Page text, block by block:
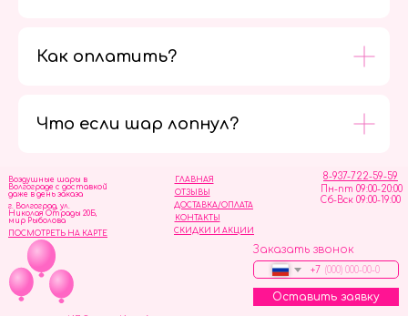
Как оплатить?
Что если шар лопнул?
ОТЗЫВЫ
ГЛАВНАЯ
ДОСТАВКА/ОПЛАТА
СКИДКИ И АКЦИИ
КОНТАКТЫ
8-937-722-59-59
Пн-пт 09:00-20:00
Сб-Вск 09:00-19:00
Воздушные шары в
Волгограде с доставкой
даже в день заказа
Заказать звонок
+7
Оставить заявку
г. Волгоград, ул.
Николая Отрады 20Б,
мир Рыболова
ПОСМОТРЕТЬ НА КАРТЕ